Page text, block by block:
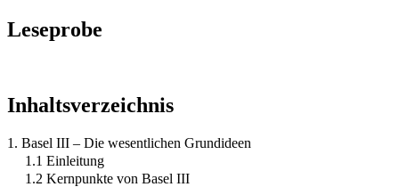
Leseprobe
Inhaltsverzeichnis
1. Basel III – Die wesentlichen Grundideen
1.1 Einleitung
1.2 Kernpunkte von Basel III